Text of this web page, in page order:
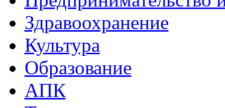
Здравоохранение
Культура
Образование
АПК